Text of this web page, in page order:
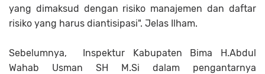
yang dimaksud dengan risiko manajemen dan daftar
risiko yang harus diantisipasi". Jelas Ilham.
Sebelumnya, Inspektur Kabupaten Bima H.Abdul
Wahab Usman SH M.Si dalam pengantarnya